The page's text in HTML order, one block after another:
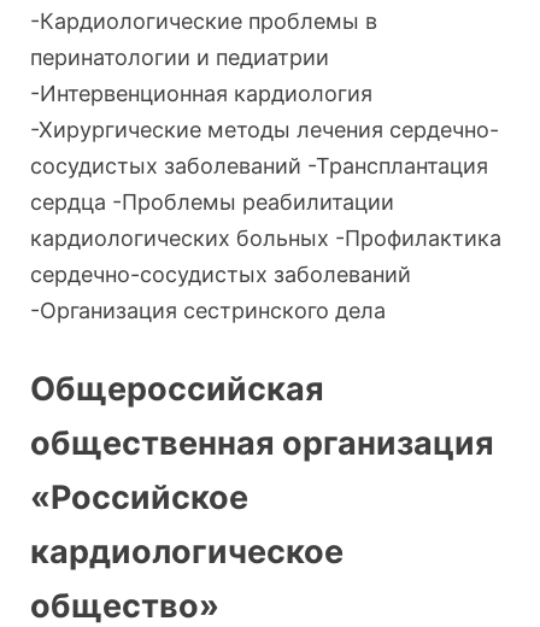
-Кардиологические проблемы в
перинатологии и педиатрии
-Интервенционная кардиология
-Хирургические методы лечения сердечно-
сосудистых заболеваний -Трансплантация
сердца -Проблемы реабилитации
кардиологических больных -Профилактика
сердечно-сосудистых заболеваний
-Организация сестринского дела
Общероссийская
общественная организация
«Российское
кардиологическое
общество»